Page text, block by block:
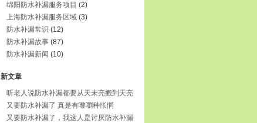
绵阳防水补漏服务项目 (2)
上海防水补漏服务区域 (3)
防水补漏常识 (12)
防水补漏故事 (87)
防水补漏新闻 (10)
新文章
听老人说防水补漏都要从天未亮搬到天亮
又要防水补漏了 真是有嚟嚠种怅惘
又要防水补漏了，我这人是讨厌防水补漏